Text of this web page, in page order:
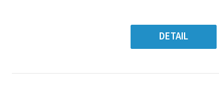
hvězdiček.
DETAIL